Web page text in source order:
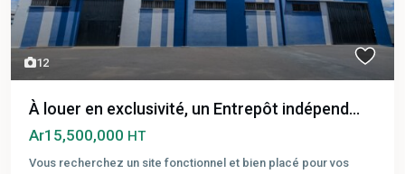
12
À louer en exclusivité, un Entrepôt indépend...
Ar15,500,000 HT
Vous recherchez un site fonctionnel et bien placé pour vos